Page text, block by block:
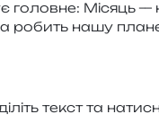
голов­не: Місяць
робить нашу
текст та